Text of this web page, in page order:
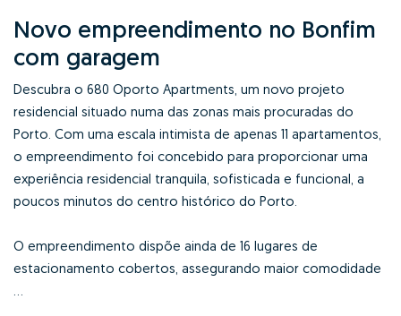
Novo empreendimento no Bonfim
com garagem
Descubra o 680 Oporto Apartments, um novo projeto
residencial situado numa das zonas mais procuradas do
Porto. Com uma escala intimista de apenas 11 apartamentos,
o empreendimento foi concebido para proporcionar uma
experiência residencial tranquila, sofisticada e funcional, a
poucos minutos do centro histórico do Porto.
O empreendimento dispõe ainda de 16 lugares de
estacionamento cobertos, assegurando maior comodidade
...